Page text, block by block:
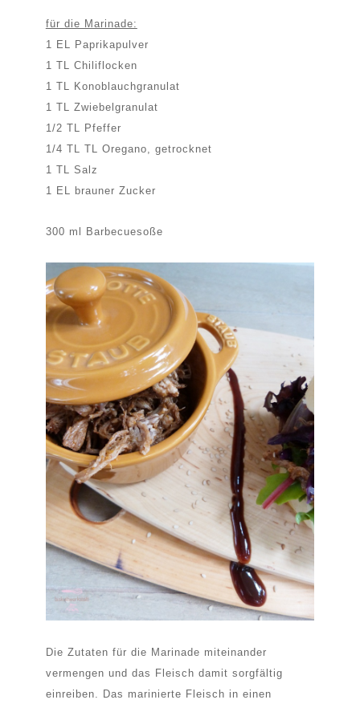
für die Marinade:
1 EL Paprikapulver
1 TL Chiliflocken
1 TL Konoblauchgranulat
1 TL Zwiebelgranulat
1/2 TL Pfeffer
1/4 TL TL Oregano, getrocknet
1 TL Salz
1 EL brauner Zucker
300 ml Barbecuesoße
Die Zutaten für die Marinade miteinander
vermengen und das Fleisch damit sorgfältig
einreiben. Das marinierte Fleisch in einen